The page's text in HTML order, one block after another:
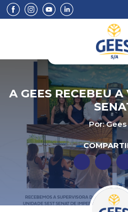
A GEES RECEBEU
Por: Gees